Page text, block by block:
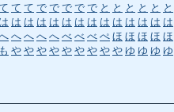
て て で で で で で と と と と と と
は は は は は は は は は は は は は は
へ へ へ へ べ べ べ ぺ ほ ほ ほ ほ ほ
も や や や や や や や や や ゆ ゆ ゆ ゆ